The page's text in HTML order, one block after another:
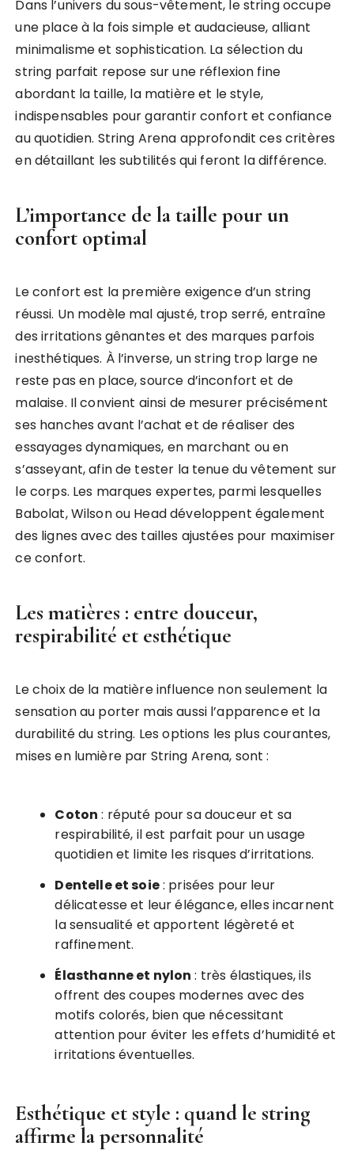
Dans l’univers du sous-vêtement, le string occupe
une place à la fois simple et audacieuse, alliant
minimalisme et sophistication. La sélection du
string parfait repose sur une réflexion fine
abordant la taille, la matière et le style,
indispensables pour garantir confort et confiance
au quotidien. String Arena approfondit ces critères
en détaillant les subtilités qui feront la différence.
L’importance de la taille pour un
confort optimal
Le confort est la première exigence d’un string
réussi. Un modèle mal ajusté, trop serré, entraîne
des irritations gênantes et des marques parfois
inesthétiques. À l’inverse, un string trop large ne
reste pas en place, source d’inconfort et de
malaise. Il convient ainsi de mesurer précisément
ses hanches avant l’achat et de réaliser des
essayages dynamiques, en marchant ou en
s’asseyant, afin de tester la tenue du vêtement sur
le corps. Les marques expertes, parmi lesquelles
Babolat, Wilson ou Head développent également
des lignes avec des tailles ajustées pour maximiser
ce confort.
Les matières : entre douceur,
respirabilité et esthétique
Le choix de la matière influence non seulement la
sensation au porter mais aussi l’apparence et la
durabilité du string. Les options les plus courantes,
mises en lumière par String Arena, sont :
Coton : réputé pour sa douceur et sa
respirabilité, il est parfait pour un usage
quotidien et limite les risques d’irritations.
Dentelle et soie: prisées pour leur
délicatesse et leur élégance, elles incarnent
la sensualité et apportent légèreté et
raffinement.
Élasthanne et nylon : très élastiques, ils
offrent des coupes modernes avec des
motifs colorés, bien que nécessitant
attention pour éviter les effets d’humidité et
irritations éventuelles.
Esthétique et style : quand le string
affirme la personnalité